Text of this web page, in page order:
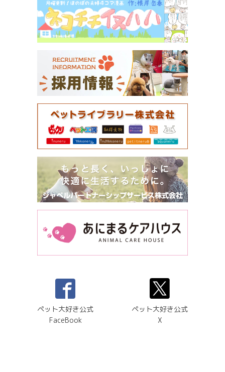
ペット大好き公式
FaceBook
ペット大好き公式
X